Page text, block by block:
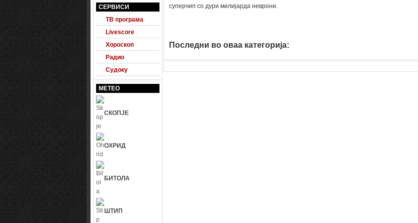
СЕРВИСИ
ТВ програма
Livescore
Хороскоп
Радио
Судоку
МЕТЕО
СКОПЈЕ
ОХРИД
БИТОЛА
ШТИП
суперчип со дури милијарда неврони.
Последни во оваа категорија: